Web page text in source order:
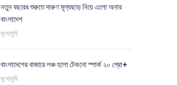
নতুন বছরের শুরুতে দারুণ মূল্যছাড় নিয়ে এলো অনার
বাংলাদেশ
মুখোমুখি
বাংলাদেশের বাজারে লঞ্চ হলো টেকনো স্পার্ক ২০ প্রো+
মুখোমুখি